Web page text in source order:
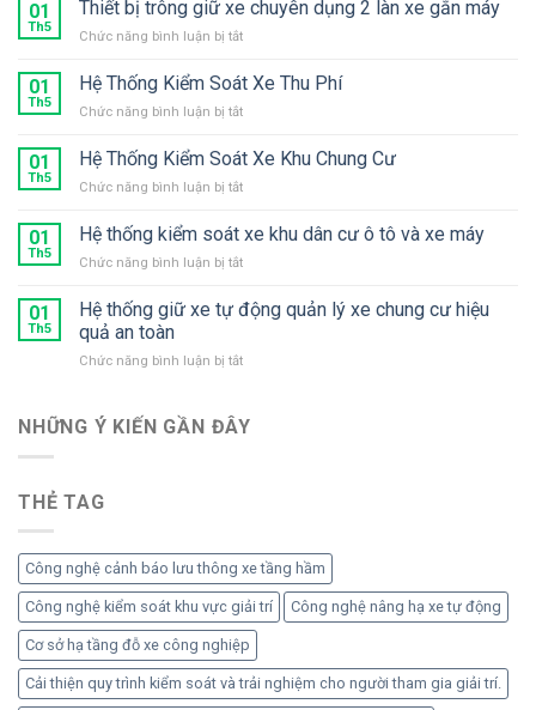
01
Th5
Thiết bị trông giữ xe chuyên dụng 2 làn xe gắn máy
Chức năng bình luận bị tắtở
bị
giữ
chuyên
xe
gắn
01
Th5
Hệ Thống Kiểm Soát Xe Thu Phí
Chức năng bình luận bị tắtở
Thống
Soát
Thu
01
Th5
Hệ Thống Kiểm Soát Xe Khu Chung Cư
Chức năng bình luận bị tắtở
Thống
Soát
Khu
01
Th5
Hệ thống kiểm soát xe khu dân cư ô tô và xe máy
Chức năng bình luận bị tắtở
thống
kiểm
xe
cư
01
Th5
Hệ thống giữ xe tự động quản lý xe chung cư hiệu
quả an toàn
Chức năng bình luận bị tắtở
giữ
chung
cư
hiệu
quả
an
toàn
NHỮNG Ý KIẾN ​​GẦN ĐÂY
THẺ TAG
Công nghệ cảnh báo lưu thông xe tầng hầm
Công nghệ kiểm soát khu vực giải trí Công nghệ nâng hạ xe tự động
Cơ sở hạ tầng đỗ xe công nghiệp
Cải thiện quy trình kiểm soát và trải nghiệm cho người tham gia giải trí.